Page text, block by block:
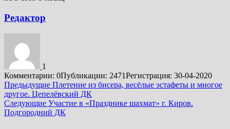
Редактор
1
Комментарии: 0Публикации: 2471Регистрация: 30-04-2020
Подробнее
Предыдущие Плетение из бисера, весёлые эстафеты и многое
другое. Цепелёвский ДК
Следующие Участие в «Празднике шахмат» г. Киров.
Подгородний ДК